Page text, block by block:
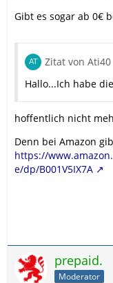
Gibt es sogar ab 0€
Zitat von Ati40
Hallo...Ich habe
hoffentlich nicht
Denn bei Amazon
https://
e/dp/B001V5IX7A
prepaid.
Moderator